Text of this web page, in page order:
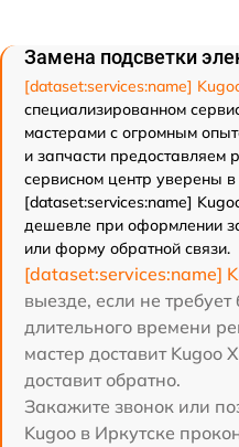
Замена подсветки
[dataset:services:name]
специализированном
мастерами с огромным
и запчасти
сервисном центр уверены
[dataset:services:name]
дешевле при оформлении
или форму обратной связи.
[dataset:services:name]
выезде, если не
длительного времени
мастер доставит Kugoo
доставит обратно.
Закажите звонок или
Kugoo в Иркутске